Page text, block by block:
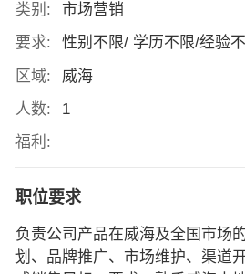
类别:
市场营销
要求:
性别不限/ 学历不限/经验
区域:
威海
人数:
1
福利:
职位要求
负责公司产品在威海及全国市场
划、品牌推广、市场维护、渠道